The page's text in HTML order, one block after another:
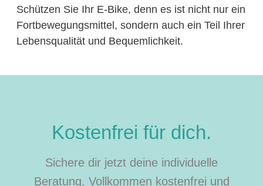
Schützen Sie Ihr E-Bike, denn es ist nicht nur ein
Fortbewegungsmittel, sondern auch ein Teil Ihrer
Lebensqualität und Bequemlichkeit.
Kostenfrei für dich.
Sichere dir jetzt deine individuelle
Beratung. Vollkommen kostenfrei und